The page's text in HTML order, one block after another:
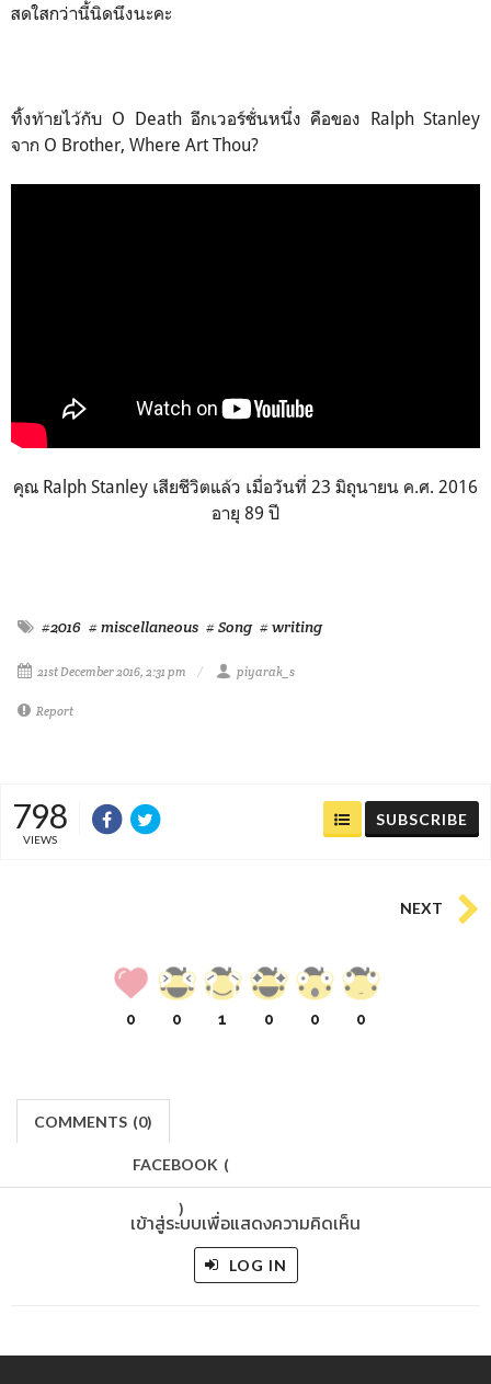
สดใสกว่านี้นิดนึงนะคะ
ทิ้งท้ายไว้กับ O Death อีกเวอร์ชั่นหนึ่ง คือของ Ralph Stanley
จาก O Brother, Where Art Thou?
คุณ Ralph Stanley เสียชีวิตแล้ว เมื่อวันที่ 23 มิถุนายน ค.ศ. 2016
อายุ 89 ปี
#2016 # miscellaneous # Song # writing
21st December 2016, 2:31 pm piyarak_s
Report
798
VIEWS
SUBSCRIBE
NEXT
0 0 1 0 0 0
COMMENTS (0)
FACEBOOK (
)
เข้าสู่ระบบเพื่อแสดงความคิดเห็น
LOG IN